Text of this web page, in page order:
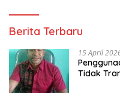
Berita Terbaru
15 April
Tidak